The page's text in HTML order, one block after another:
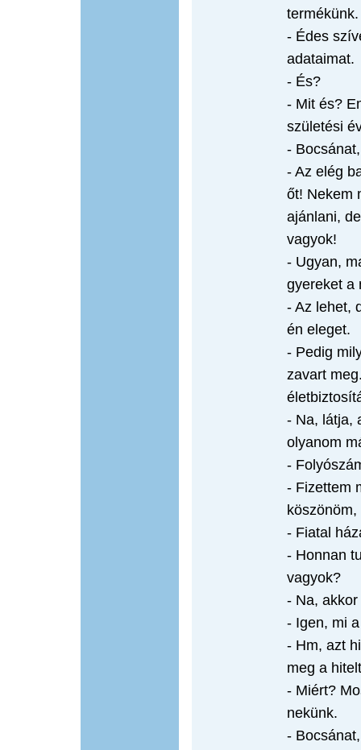
termékünk.
- Édes
adataimat.
- És?
- Mit és?
születési
-
- Az elég
őt! Nekem
ajánlani,
vagyok!
- Ugyan,
gyereket a
- Az lehet,
én eleget.
- Pedig
zavart
- Na, látja,
olyanom
-
- Fizettem
- Fiatal
- Honnan
vagyok?
- Na,
- Igen, mi
- Hm, azt
meg a
- Miért?
nekünk.
-